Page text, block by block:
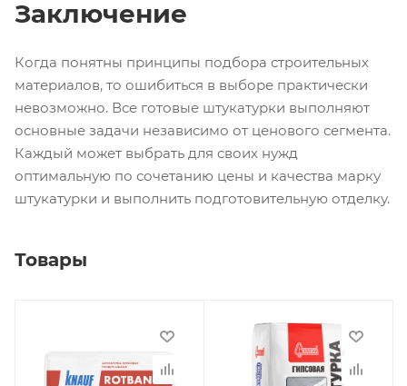
Заключение
Когда понятны принципы подбора строительных
материалов, то ошибиться в выборе практически
невозможно. Все готовые штукатурки выполняют
основные задачи независимо от ценового сегмента.
Каждый может выбрать для своих нужд
оптимальную по сочетанию цены и качества марку
штукатурки и выполнить подготовительную отделку.
Товары